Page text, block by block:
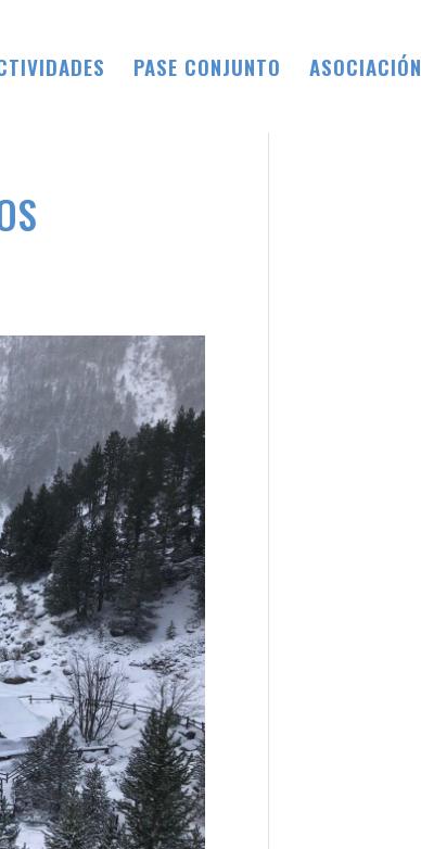
PASE CONJUNTO ASOCIACIÓN